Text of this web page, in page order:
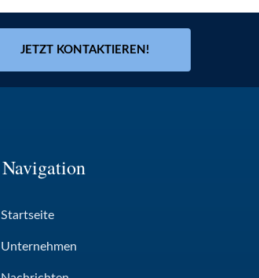
JETZT KONTAKTIEREN!
Navigation
Startseite
Unternehmen